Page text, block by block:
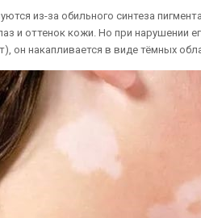
из-за обильного синтеза
и оттенок кожи. Но при нарушении
он накапливается в виде тёмных